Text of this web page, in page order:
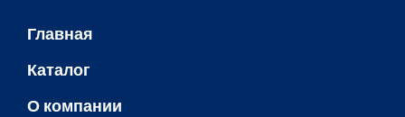
Главная
Каталог
О компании